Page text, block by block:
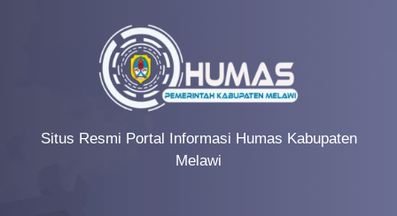
Situs Resmi Portal Informasi Humas Kabupaten
Melawi